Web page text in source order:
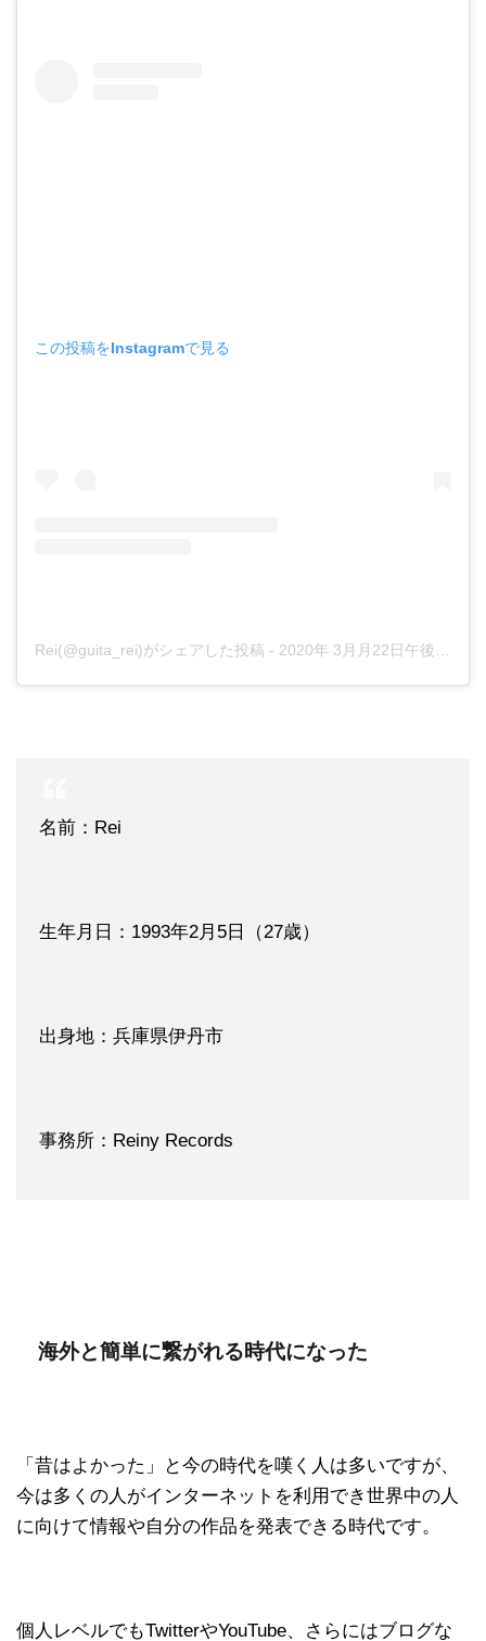
この投稿をInstagramで見る
Rei(@guita_rei)がシェアした投稿 - 2020年 3月月22日午後6時39分PDT
名前：Rei
生年月日：1993年2月5日（27歳）
出身地：兵庫県伊丹市
事務所：Reiny Records
海外と簡単に繋がれる時代になった
「昔はよかった」と今の時代を嘆く人は多いですが、
今は多くの人がインターネットを利用でき世界中の人
に向けて情報や自分の作品を発表できる時代です。
個人レベルでもTwitterやYouTube、さらにはブログな